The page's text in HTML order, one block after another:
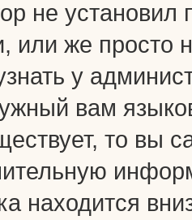
не установил
или же просто
у
вам
то вы
находится